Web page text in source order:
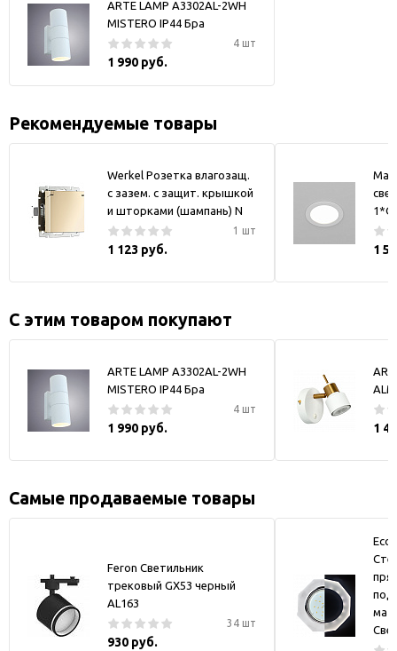
ARTE LAMP A3302AL-2WH
MISTERO IP44 Бра
4 шт
1 990 руб.
Рекомендуемые товары
Werkel Розетка влагозащ.
с зазем. с защит. крышкой
и шторками (шампань) N
1 шт
1 123 руб. 1
С этим товаром покупают
ARTE LAMP A3302AL-2WH
MISTERO IP44 Бра
4 шт
1 990 руб. 1
Самые продаваемые товары
Feron Светильник
трековый GX53 черный
AL163
34 шт
930 руб.